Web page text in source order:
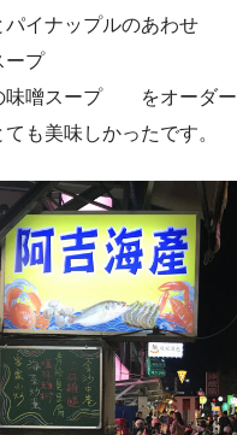
パイナップルのあわせ
ープ
味噌スープ をオーダー
も美味しかったです。